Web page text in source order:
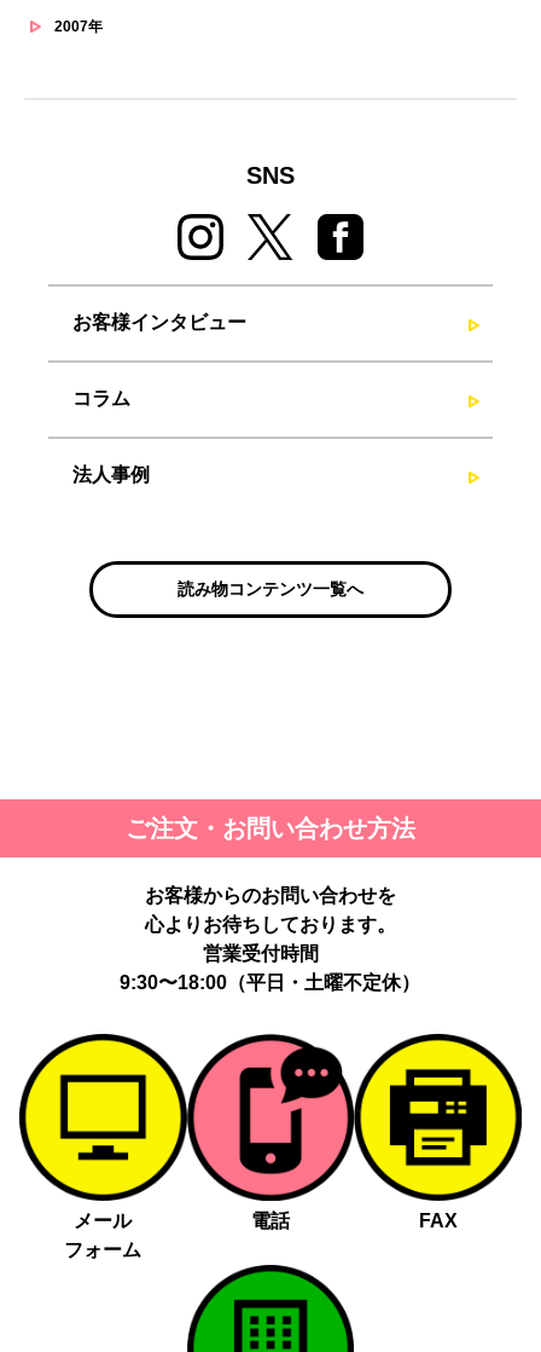
2007年
SNS
お客様インタビュー
コラム
法人事例
読み物コンテンツ一覧へ
ご注文・お問い合わせ方法
お客様からのお問い合わせを
心よりお待ちしております。
営業受付時間
9:30〜18:00（平日・土曜不定休）
メール
フォーム
電話 FAX